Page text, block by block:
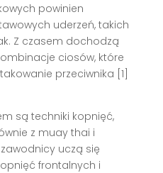
powinien
uderzeń, takich
Z czasem dochodzą
ciosów, które
przeciwnika [1]
są techniki kopnięć,
z muay thai i
uczą się
frontalnych i